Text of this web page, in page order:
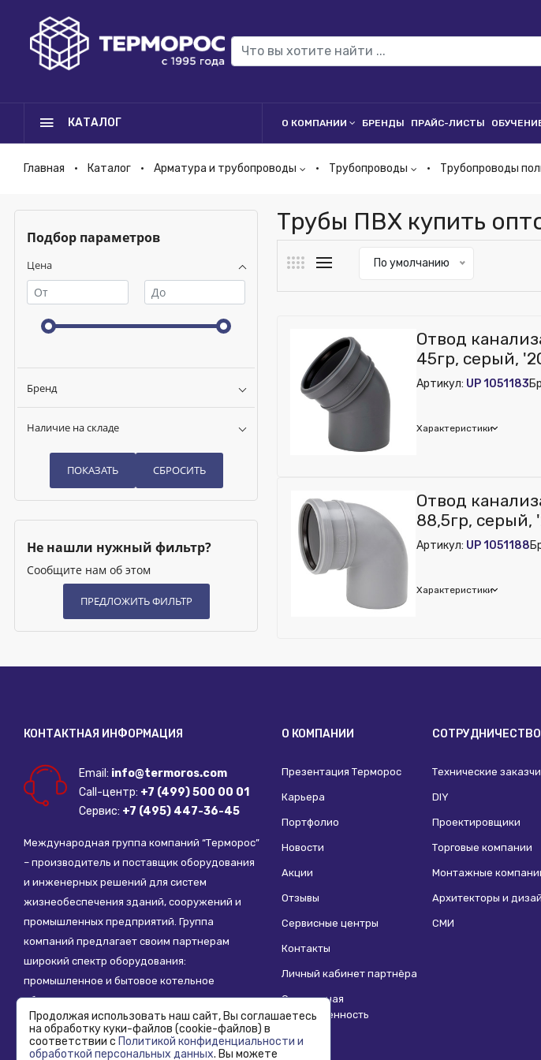
КАТАЛОГ О КОМПАНИИ БРЕНДЫ ПРАЙС-ЛИСТЫ
Главная Каталог Арматура и трубопроводы Трубопроводы Трубопроводы
Подбор параметров
Цена
Бренд
Наличие на складе
Не нашли нужный фильтр?
Сообщите нам об этом
Трубы ПВХ купить
По умолчанию
Отвод
45гр, серый,
Артикул: UP 1051183
Характеристики
Исключить из публикации на веб-
Отвод
88,5гр, серый,
Артикул: UP 1051188
Характеристики
КОНТАКТНАЯ ИНФОРМАЦИЯ
Email: info@termoros.com
Call-центр: +7 (499) 500 00 01
Сервис: +7 (495) 447-36-45
Международная группа компаний “Терморос”
– производитель и поставщик оборудования
и инженерных решений для систем
жизнеобеспечения зданий, сооружений и
промышленных предприятий. Группа
компаний предлагает своим партнерам
широкий спектр оборудования:
промышленное и бытовое котельное
оборудование, системы отопления,
водоснабжения, водоподготовки и другие
инженерные системы.
О КОМПАНИИ
Презентация Терморос
Карьера
Портфолио
Новости
Акции
Отзывы
Сервисные центры
Контакты
Личный кабинет партнёра
Социальная
ответственность
СОТРУДНИЧЕСТВО
Технические
DIY
Проектировщики
Торговые компании
Монтажные
Архитекторы и
СМИ
Продолжая использовать наш сайт, Вы соглашаетесь
на обработку куки-файлов (cookie-файлов) в
соответствии с Политикой конфиденциальности и
обработкой персональных данных. Вы можете